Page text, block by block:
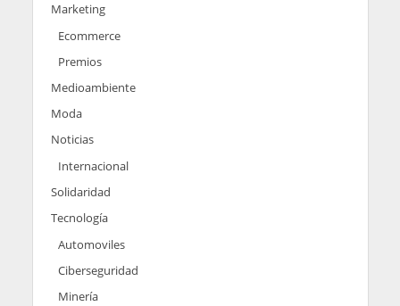
Marketing
Ecommerce
Premios
Medioambiente
Moda
Noticias
Internacional
Solidaridad
Tecnología
Automoviles
Ciberseguridad
Minería